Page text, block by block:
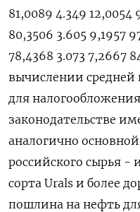
81,0089 4.349 12,0054
80,3506 3.605 9,1957
78,4368 3.073 7,2667
вычислении
для
законодательстве
аналогично
⁠российского сырья -
сорта Urals и более
пошлина на нефть